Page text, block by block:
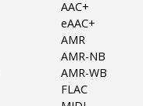
AAC+
eAAC+
AMR
AMR-NB
AMR-WB
FLAC